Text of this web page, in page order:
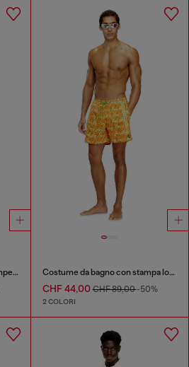
Set pigiama in cotone con stampe del logo Costume da bagno con stampa logo all-over
CHF 44,00CHF 89,00-50%
2 COLORI